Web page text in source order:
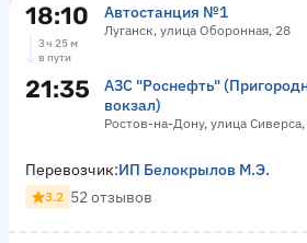
18:10 Автостанция №1
Луганск, улица Оборонная, 28
3 ч 25 м
в пути
21:35
АЗС "Роснефть"
вокзал)
Ростов-на-Дону, улица
Перевозчик:ИП Белокрылов М.Э.
3.2 52 отзывов